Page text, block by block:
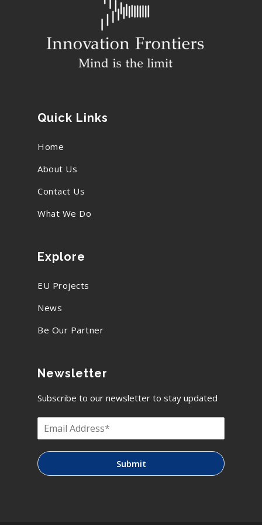
Quick Links
Home
About Us
Contact Us
What We Do
Explore
EU Projects
News
Be Our Partner
Newsletter
Subscribe to our newsletter to stay updated
Submit